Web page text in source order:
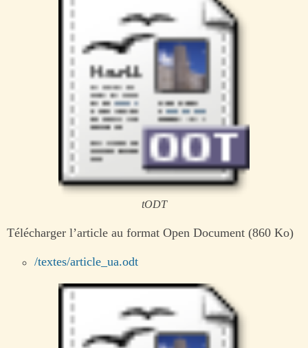
tODT
Télécharger l’article au format Open Document (860 Ko)
/textes/article_ua.odt